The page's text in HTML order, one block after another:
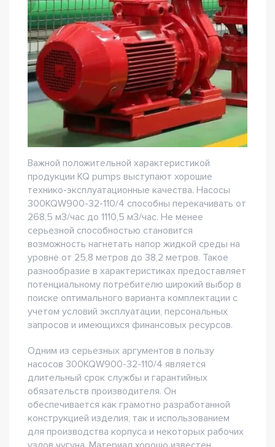
Важной положительной характеристикой
продукции KQ pumps выступают хорошие
технико-эксплуатационные качества. Насосы
300KQW900-32-110/4 способны перекачивать от
268,5 м3/час до 1110,5 м3/час. Не менее
серьезной способностью становится
возможность нагнетать напор жидкой среды на
уровне от 25,8 метров до 38,2 метров. Такое
разнообразие в характеристиках предоставляет
потенциальному потребителю широкий выбор в
поиске оптимального варианта комплектации с
учетом условий эксплуатации, персональных
запросов и имеющихся финансовых ресурсов.
Одним из серьезных аргументов в пользу
насосов 300KQW900-32-110/4 является
длительный срок службы и гарантийных
обязательств производителя. Он
обеспечивается как грамотно разработанной
конструкцией изделия, так и использованием
для производства корпуса и некоторых рабочих